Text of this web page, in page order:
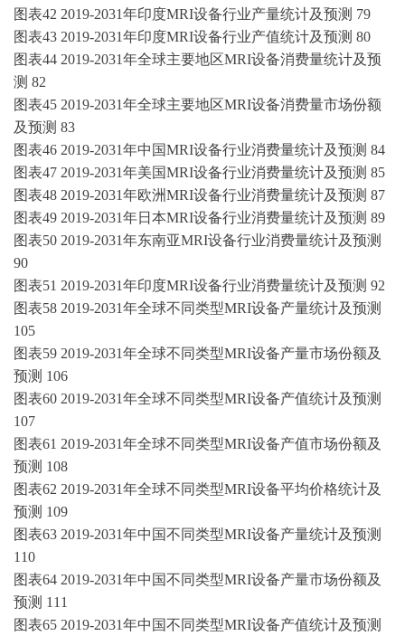
图表42 2019-2031年印度MRI设备行业产量统计及预测 79
图表43 2019-2031年印度MRI设备行业产值统计及预测 80
图表44 2019-2031年全球主要地区MRI设备消费量统计及预
测 82
图表45 2019-2031年全球主要地区MRI设备消费量市场份额
及预测 83
图表46 2019-2031年中国MRI设备行业消费量统计及预测 84
图表47 2019-2031年美国MRI设备行业消费量统计及预测 85
图表48 2019-2031年欧洲MRI设备行业消费量统计及预测 87
图表49 2019-2031年日本MRI设备行业消费量统计及预测 89
图表50 2019-2031年东南亚MRI设备行业消费量统计及预测
90
图表51 2019-2031年印度MRI设备行业消费量统计及预测 92
图表58 2019-2031年全球不同类型MRI设备产量统计及预测
105
图表59 2019-2031年全球不同类型MRI设备产量市场份额及
预测 106
图表60 2019-2031年全球不同类型MRI设备产值统计及预测
107
图表61 2019-2031年全球不同类型MRI设备产值市场份额及
预测 108
图表62 2019-2031年全球不同类型MRI设备平均价格统计及
预测 109
图表63 2019-2031年中国不同类型MRI设备产量统计及预测
110
图表64 2019-2031年中国不同类型MRI设备产量市场份额及
预测 111
图表65 2019-2031年中国不同类型MRI设备产值统计及预测